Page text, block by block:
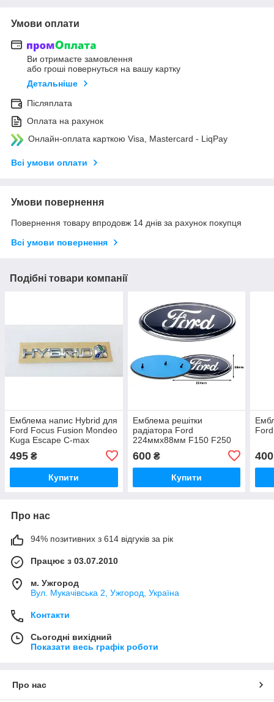
Умови оплати
Ви отримаєте замовлення
або гроші повернуться на вашу картку
Детальніше
Післяплата
Оплата на рахунок
Онлайн-оплата карткою Visa, Mastercard - LiqPay
Всі умови оплати
Умови повернення
Повернення товару впродовж 14 днів за рахунок покупця
Всі умови повернення
Подібні товари компанії
Емблема напис Hybrid для
Ford Focus Fusion Mondeo
Kuga Escape C-max
495 ₴
Купити
Емблема решітки
радіатора Ford
224ммх88мм F150 F250
600₴
Купити
400
Про нас
94% позитивних з 614 відгуків за рік
Працює з 03.07.2010
м. Ужгород
Вул. Мукачівська 2, Ужгород, Україна
Контакти
Сьогодні вихідний
Показати весь графік роботи
Про нас